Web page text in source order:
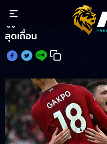
กูรู FPL ชั่งใจขาย-รั้ง โร
สุดเถื่อน